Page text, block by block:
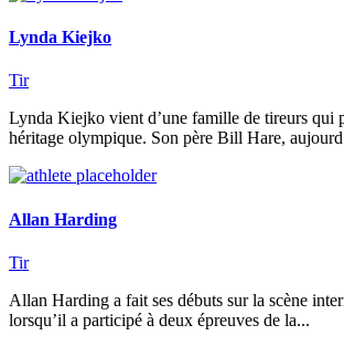
Lynda Kiejko
Tir
Lynda Kiejko vient d’une famille de tireurs qui
héritage olympique. Son père Bill Hare,
Allan Harding
Tir
Allan Harding a fait ses débuts sur la scène
lorsqu’il a participé à deux épreuves de la...